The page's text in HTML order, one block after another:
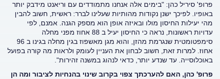
פרופ' סיריל כהן: "בימים אלה אנחנו מתמודדים עם וריאנט מידבק יותר
באופיו. לפיכך ישנן נקודות מהותיות שעלינו לברר: ראשית, חשוב להבין
מהי יעילות החיסון מולו ובאיזה אופן הוא מספק הגנה. אמנם, לפי
עדויות ראשונות, נראה כי החיסון יעיל ב 88 אחוז מפני מחלה
סימפטומטית שנגרמת מהזן, והוא מגן מאשפוז בגין מחלה בגינו ב 96
אחוז. למרות זאת, חשוב לבחון את העניין לעומק ולראות מה קורה בפועל
באוכלוסייה. עד שנדע יותר, כדאי לנהוג במשנה זהירות".
פרופ' כהן, האם להערכתך צפוי בקרוב שינוי בהנחיות לציבור ומה הן